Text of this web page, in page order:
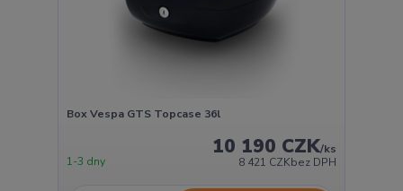
Box Vespa GTS Topcase 36l
10 190 CZK/ks
8 421 CZKbez DPH
1-3 dny